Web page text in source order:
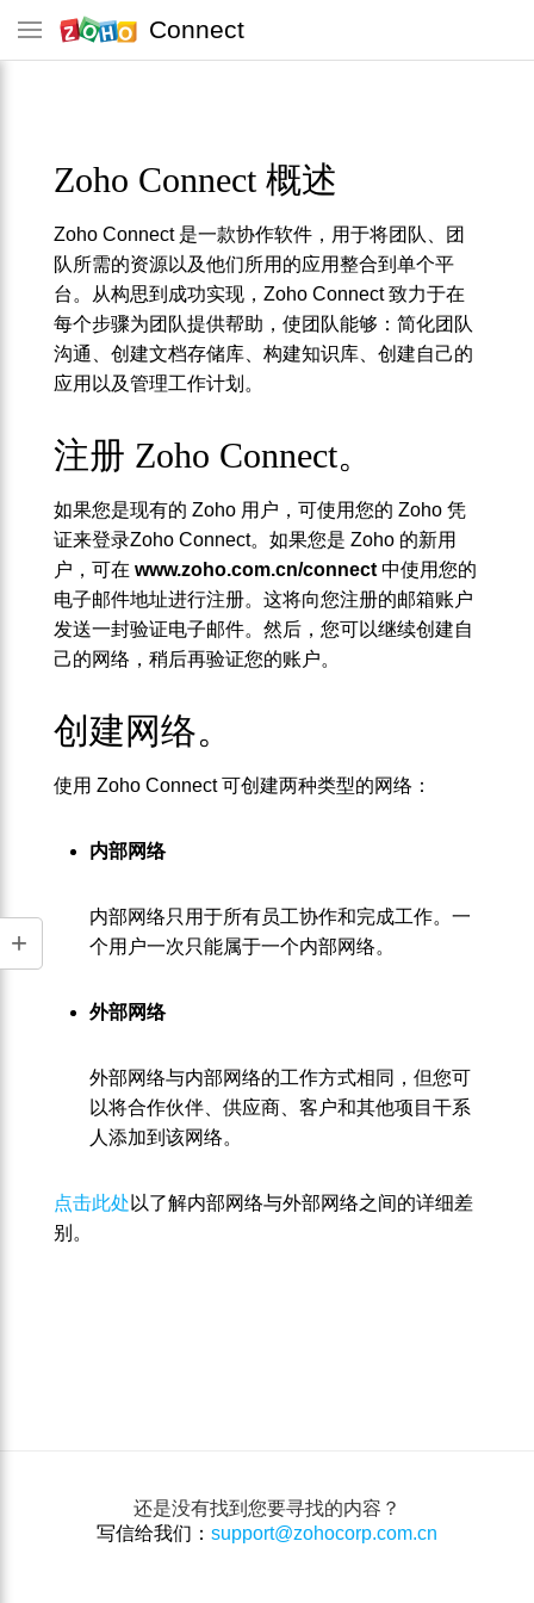
Connect
Zoho Connect 概述
Zoho Connect 是一款协作软件，用于将团队、团
队所需的资源以及他们所用的应用整合到单个平
台。从构思到成功实现，Zoho Connect 致力于在
每个步骤为团队提供帮助，使团队能够：简化团队
沟通、创建文档存储库、构建知识库、创建自己的
应用以及管理工作计划。
注册 Zoho Connect。
如果您是现有的 Zoho 用户，可使用您的 Zoho 凭
证来登录Zoho Connect。如果您是 Zoho 的新用
户，可在 www.zoho.com.cn/connect中使用您的
电子邮件地址进行注册。这将向您注册的邮箱账户
发送一封验证电子邮件。然后，您可以继续创建自
己的网络，稍后再验证您的账户。
创建网络。
使用 Zoho Connect 可创建两种类型的网络：
内部网络
内部网络只用于所有员工协作和完成工作。一
个用户一次只能属于一个内部网络。
外部网络
外部网络与内部网络的工作方式相同，但您可
以将合作伙伴、供应商、客户和其他项目干系
人添加到该网络。
点击此处 以了解内部网络与外部网络之间的详细差
别。
还是没有找到您要寻找的内容？
写信给我们： support@zohocorp.com.cn